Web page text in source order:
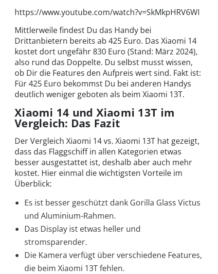
https://www.youtube.com/watch?v=SkMkpHRV6WI
Mittlerweile findest Du das Handy bei
Drittanbietern bereits ab 425 Euro. Das Xiaomi 14
kostet dort ungefähr 830 Euro (Stand: März 2024),
also rund das Doppelte. Du selbst musst wissen,
ob Dir die Features den Aufpreis wert sind. Fakt ist:
Für 425 Euro bekommst Du bei anderen Handys
deutlich weniger geboten als beim Xiaomi 13T.
Xiaomi 14 und Xiaomi 13T im
Vergleich: Das Fazit
Der Vergleich Xiaomi 14 vs. Xiaomi 13T hat gezeigt,
dass das Flaggschiff in allen Kategorien etwas
besser ausgestattet ist, deshalb aber auch mehr
kostet. Hier einmal die wichtigsten Vorteile im
Überblick:
Es ist besser geschützt dank Gorilla Glass Victus
und Aluminium-Rahmen.
Das Display ist etwas heller und
stromsparender.
Die Kamera verfügt über verschiedene Features,
die beim Xiaomi 13T fehlen.